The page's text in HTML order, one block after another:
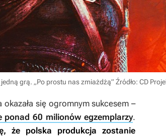
grą. „Po prostu nas zmiażdżą” Źródło: CD
okazała się ogromnym sukcesem –
ponad 60 milionów egzemplarzy.
że polska produkcja zostanie